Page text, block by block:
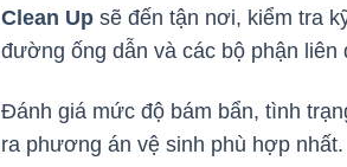
Clean Up sẽ đến tận nơi, kiểm tra
đường ống dẫn và các bộ phận liên
Đánh giá mức độ bám bẩn, tình
ra phương án vệ sinh phù hợp nhất.